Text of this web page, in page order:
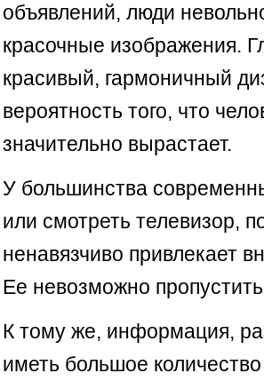
объявлений, люди
красочные изображения.
красивый, гармоничный
вероятность того, что
значительно вырастает.
У большинства
или смотреть телевизор,
ненавязчиво привлекает
Ее невозможно
К тому же, информация,
иметь большое